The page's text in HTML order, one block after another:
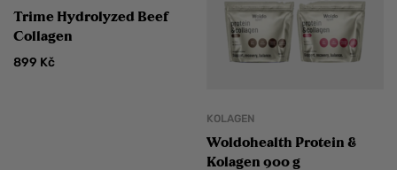
Trime Hydrolyzed Beef
Collagen
899 Kč
KOLAGEN
Woldohealth Protein &
Kolagen 900 g